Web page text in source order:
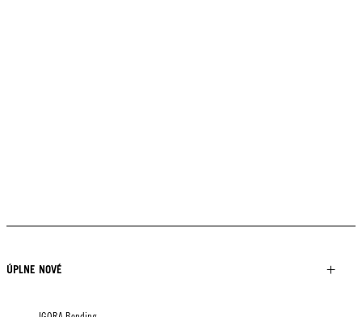
ÚPLNE NOVÉ